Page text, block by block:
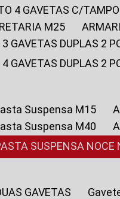
4 GAVETAS C/
M25
3 GAVETAS DUPLAS 2
4 GAVETAS DUPLAS 2
Suspensa M15
Suspensa M40
SUSPENSA NOCE
GAVETAS